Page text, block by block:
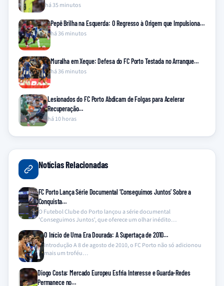
há 35 minutos
Pepê Brilha na Esquerda: O Regresso à Origem que Impulsiona…
há 36 minutos
Muralha em Xeque: Defesa do FC Porto Testada no Arranque…
há 36 minutos
Lesionados do FC Porto Abdicam de Folgas para Acelerar
Recuperação…
há 10 horas
Notícias Relacionadas
FC Porto Lança Série Documental ‘Conseguimos Juntos’ Sobre a
Conquista…
O Futebol Clube do Porto lançou a série documental
'Conseguimos Juntos', que oferece um olhar inédito…
O Início de Uma Era Dourada: A Supertaça de 2010…
Introdução A 8 de agosto de 2010, o FC Porto não só adicionou
mais um troféu…
Diogo Costa: Mercado Europeu Esfria Interesse e Guarda-Redes
Permanece no…